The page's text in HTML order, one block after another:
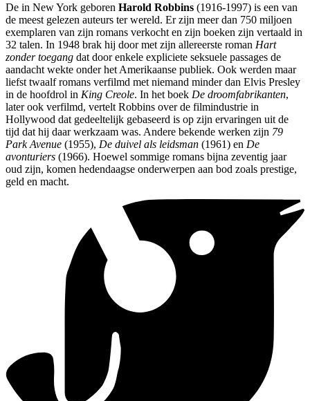
De in New York geboren Harold Robbins (1916-1997) is een van
de meest gelezen auteurs ter wereld. Er zijn meer dan 750 miljoen
exemplaren van zijn romans verkocht en zijn boeken zijn vertaald in
32 talen. In 1948 brak hij door met zijn allereerste roman Hart
zonder toegang dat door enkele expliciete seksuele passages de
aandacht wekte onder het Amerikaanse publiek. Ook werden maar
liefst twaalf romans verfilmd met niemand minder dan Elvis Presley
in de hoofdrol in King Creole. In het boek De droomfabrikanten,
later ook verfilmd, vertelt Robbins over de filmindustrie in
Hollywood dat gedeeltelijk gebaseerd is op zijn ervaringen uit de
tijd dat hij daar werkzaam was. Andere bekende werken zijn 79
Park Avenue (1955), De duivel als leidsman (1961) en De
avonturiers (1966). Hoewel sommige romans bijna zeventig jaar
oud zijn, komen hedendaagse onderwerpen aan bod zoals prestige,
geld en macht.